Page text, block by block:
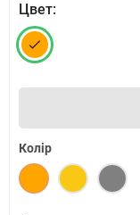
Цвет:
Колір